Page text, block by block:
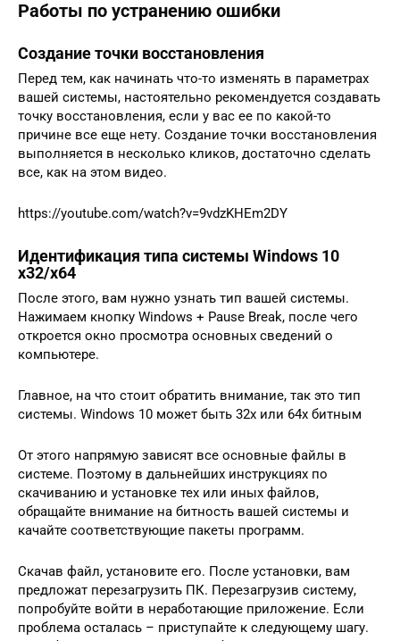
Работы по устранению ошибки
Создание точки восстановления
Перед тем, как начинать что-то изменять в параметрах
вашей системы, настоятельно рекомендуется создавать
точку восстановления, если у вас ее по какой-то
причине все еще нету. Создание точки восстановления
выполняется в несколько кликов, достаточно сделать
все, как на этом видео.
https://youtube.com/watch?v=9vdzKHEm2DY
Идентификация типа системы Windows 10
x32/x64
После этого, вам нужно узнать тип вашей системы.
Нажимаем кнопку Windows + Pause Break, после чего
откроется окно просмотра основных сведений о
компьютере.
Главное, на что стоит обратить внимание, так это тип
системы. Windows 10 может быть 32x или 64x битным
От этого напрямую зависят все основные файлы в
системе. Поэтому в дальнейших инструкциях по
скачиванию и установке тех или иных файлов,
обращайте внимание на битность вашей системы и
качайте соответствующие пакеты программ.
Скачав файл, установите его. После установки, вам
предложат перезагрузить ПК. Перезагрузив систему,
попробуйте войти в неработающие приложение. Если
проблема осталась – приступайте к следующему шагу.